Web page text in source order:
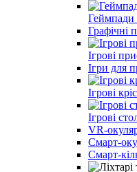
Геймпади
Графічні
Ігрові
Ігри для
Ігрові
Ігрові
VR-
Смарт-
Смарт-